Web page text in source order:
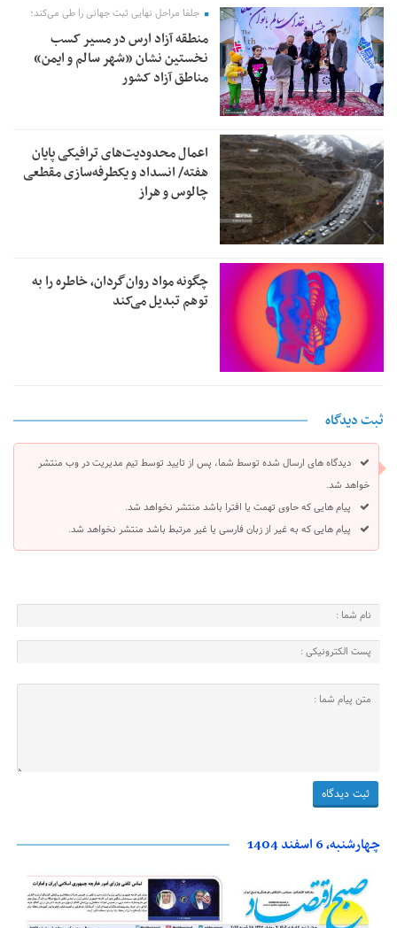
جلفا مراحل نهایی ثبت جهانی را طی می‌کند؛
منطقه آزاد ارس در مسیر کسب
نخستین نشان «شهر سالم و ایمن»
مناطق آزاد کشور
اعمال محدودیت‌های ترافیکی پایان
هفته/ انسداد و یکطرفه‌سازی مقطعی
چالوس و هراز
چگونه مواد روان‌گردان، خاطره را به
توهم تبدیل می‌کند
ثبت دیدگاه
دیدگاه های ارسال شده توسط شما، پس از تایید توسط تیم مدیریت در وب منتشر
خواهد شد.
پیام هایی که حاوی تهمت یا افترا باشد منتشر نخواهد شد.
پیام هایی که به غیر از زبان فارسی یا غیر مرتبط باشد منتشر نخواهد شد.
چهارشنبه، 6 اسفند 1404